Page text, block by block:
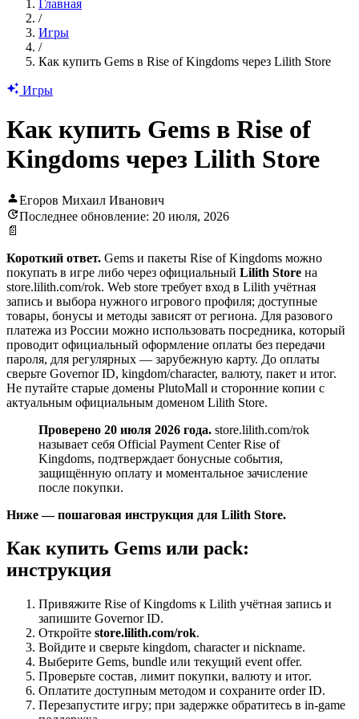
Главная
/
Игры
/
Как купить Gems в Rise of Kingdoms через Lilith Store
Игры
Как купить Gems в Rise of
Kingdoms через Lilith Store
Егоров Михаил Иванович
Последнее обновление: 20 июля, 2026
📄
Короткий ответ. Gems и пакеты Rise of Kingdoms можно
покупать в игре либо через официальный Lilith Store на
store.lilith.com/rok. Web store требует вход в Lilith учётная
запись и выбора нужного игрового профиля; доступные
товары, бонусы и методы зависят от региона. Для разового
платежа из России можно использовать посредника, который
проводит официальный оформление оплаты без передачи
пароля, для регулярных — зарубежную карту. До оплаты
сверьте Governor ID, kingdom/character, валюту, пакет и итог.
Не путайте старые домены PlutoMall и сторонние копии с
актуальным официальным доменом Lilith Store.
Проверено 20 июля 2026 года. store.lilith.com/rok
называет себя Official Payment Center Rise of
Kingdoms, подтверждает бонусные события,
защищённую оплату и моментальное зачисление
после покупки.
Ниже — пошаговая инструкция для Lilith Store.
Как купить Gems или pack:
инструкция
Привяжите Rise of Kingdoms к Lilith учётная запись и
запишите Governor ID.
Откройте store.lilith.com/rok.
Войдите и сверьте kingdom, character и nickname.
Выберите Gems, bundle или текущий event offer.
Проверьте состав, лимит покупки, валюту и итог.
Оплатите доступным методом и сохраните order ID.
Перезапустите игру; при задержке обратитесь в in-game